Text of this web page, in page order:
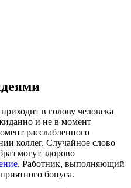
в голову человека
и не в момент
расслабленного
коллег. Случайное слово
могут здорово
. Работник, выполняющий
бонуса.